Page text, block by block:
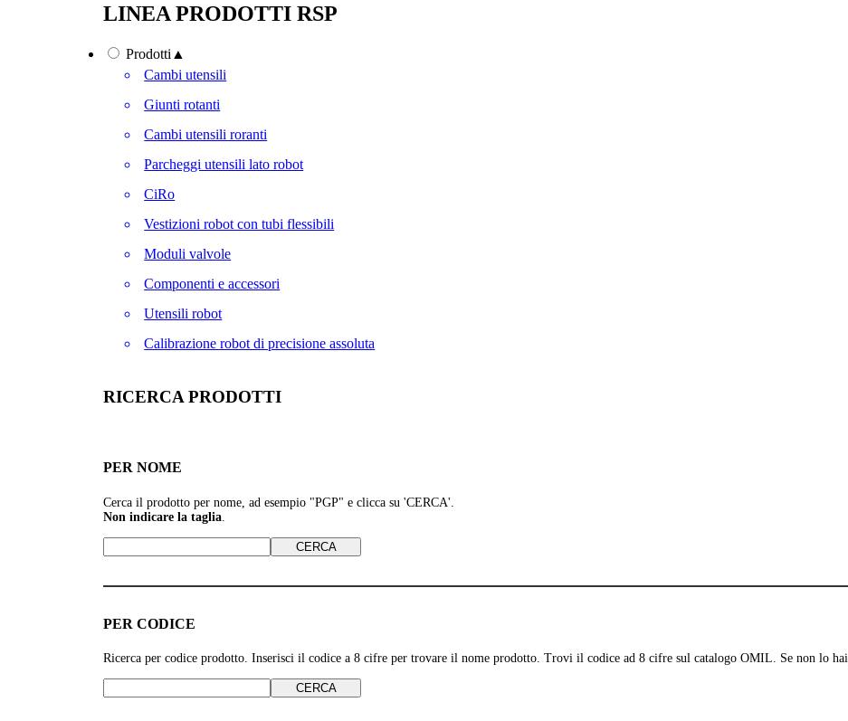
LINEA PRODOTTI RSP
Prodotti ▲
Cambi utensili
Giunti rotanti
Cambi utensili roranti
Parcheggi utensili lato robot
CiRo
Vestizioni robot con tubi flessibili
Moduli valvole
Componenti e accessori
Utensili robot
Calibrazione robot di precisione assoluta
RICERCA PRODOTTI
PER NOME
Cerca il prodotto per nome, ad esempio "PGP" e clicca su 'CERCA'.
Non indicare la taglia
PER CODICE
Ricerca per codice prodotto. Inserisci il codice a 8 cifre per trovare il nome prodotto. Trovi il codice ad 8 cifre sul catalogo OMIL. Se non lo